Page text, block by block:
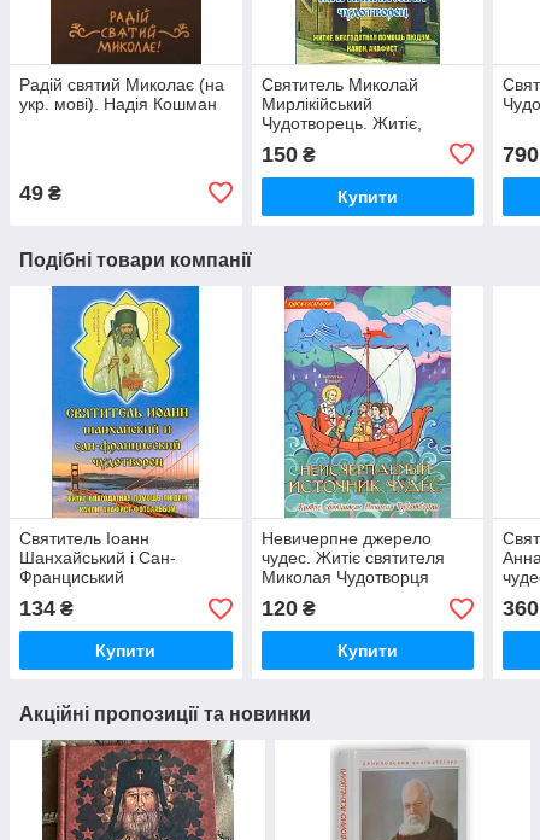
Радій святий Миколає (на
укр. мові). Надія Кошман
49 ₴
Святитель Миколай
Мирлікійський
Чудотворець. Житіє,
канон, акафіст, благодатна
допомога людям
150₴
Купити
790
Подібні товари компанії
Святитель Іоанн
Шанхайський і Сан-
Франциський
канон, акафіст
134 ₴
Купити
Невичерпне джерело
чудес. Житіє святителя
Миколая Чудотворця
120₴
Купити
360
Акційні пропозиції та новинки